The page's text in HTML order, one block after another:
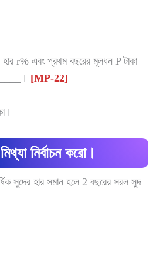
হার r% এবং প্রথম বছরের মূলধন P টাকা
____। [MP-22]
নির্বাচন করো।
সুদের হার সমান হলে 2 বছরের সরল সুদ